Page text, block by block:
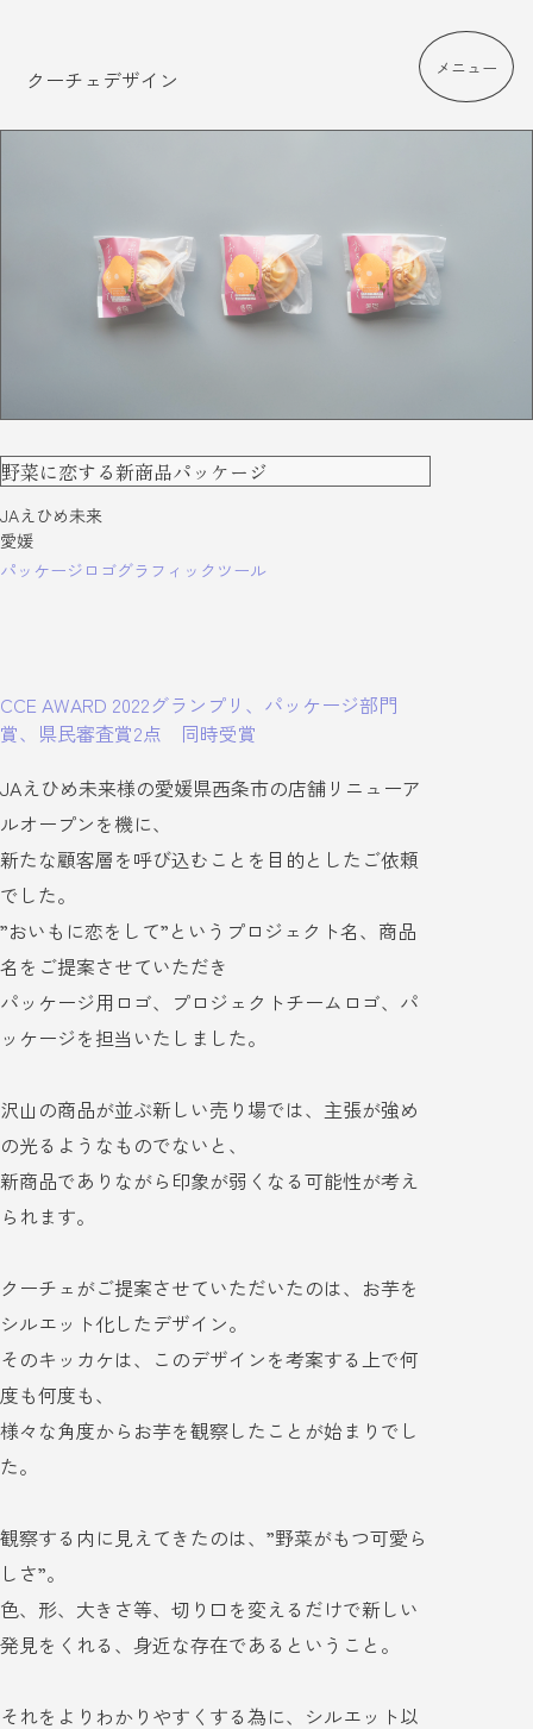
クーチェデザイン メニュー
野菜に恋する新商品パッケージ
JAえひめ未来
愛媛
パッケージ ロゴグラフィックツール
CCE AWARD 2022グランプリ、パッケージ部門
賞、県民審査賞2点 同時受賞
JAえひめ未来様の愛媛県西条市の店舗リニューア
ルオープンを機に、
新たな顧客層を呼び込むことを目的としたご依頼
でした。
”おいもに恋をして”というプロジェクト名、商品
名をご提案させていただき
パッケージ用ロゴ、プロジェクトチームロゴ、パ
ッケージを担当いたしました。
沢山の商品が並ぶ新しい売り場では、主張が強め
の光るようなものでないと、
新商品でありながら印象が弱くなる可能性が考え
られます。
クーチェがご提案させていただいたのは、お芋を
シルエット化したデザイン。
そのキッカケは、このデザインを考案する上で何
度も何度も、
様々な角度からお芋を観察したことが始まりでし
た。
観察する内に見えてきたのは、”野菜がもつ可愛ら
しさ”。
色、形、大きさ等、切り口を変えるだけで新しい
発見をくれる、身近な存在であるということ。
それをよりわかりやすくする為に、シルエット以